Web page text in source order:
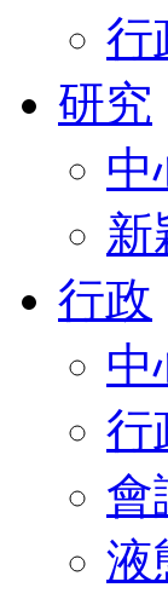
行
研究
中
新
行政
中
行
會
液